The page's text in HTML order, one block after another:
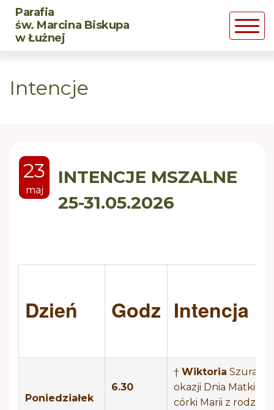
Parafia
św. Marcina Biskupa
w Łużnej
Powrót
Duszpasterze
Powrót
LSO
Róże Żywego Różańca
Rozpaleni Wiarą
Powrót
MAŁŻEŃSTWO
Pogrzeb chrześcijański
Intencje
23
maj
INTENCJE MSZALNE
25-31.05.2026
Dzień Godz Intencja
Poniedziałek
6.30
† Wiktoria Szura – z
okazji Dnia Matki, od
córki Marii z rodziną